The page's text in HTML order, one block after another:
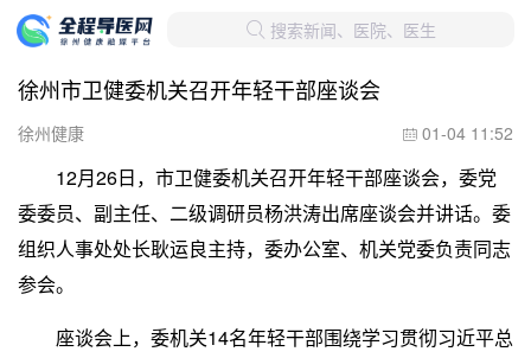
 搜索新闻、医院、医生
徐州市卫健委机关召开年轻干部座谈会
徐州健康  01-04 11:52
12月26日，市卫健委机关召开年轻干部座谈会，委党
委委员、副主任、二级调研员杨洪涛出席座谈会并讲话。委
组织人事处处长耿运良主持，委办公室、机关党委负责同志
参会。
座谈会上，委机关14名年轻干部围绕学习贯彻习近平总